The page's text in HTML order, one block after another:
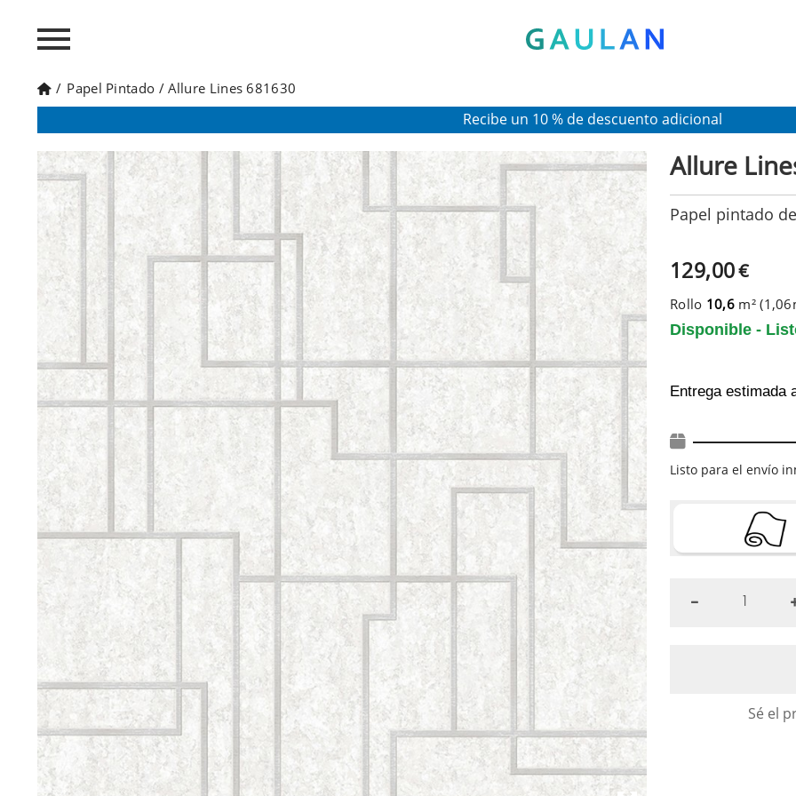
/ Papel Pintado / Allure Lines 681630
Recibe un 10 % de descuento adicional
Allure
Papel pintado
129,00€
Rollo 10,6 m²
Disponible -
Entrega estimada
Listo para el envío
Sé el